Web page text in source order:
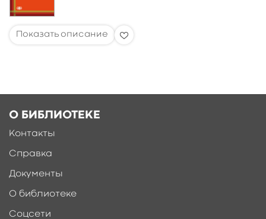
О БИБЛИОТЕКЕ
Контакты
Справка
Документы
О библиотеке
Соцсети